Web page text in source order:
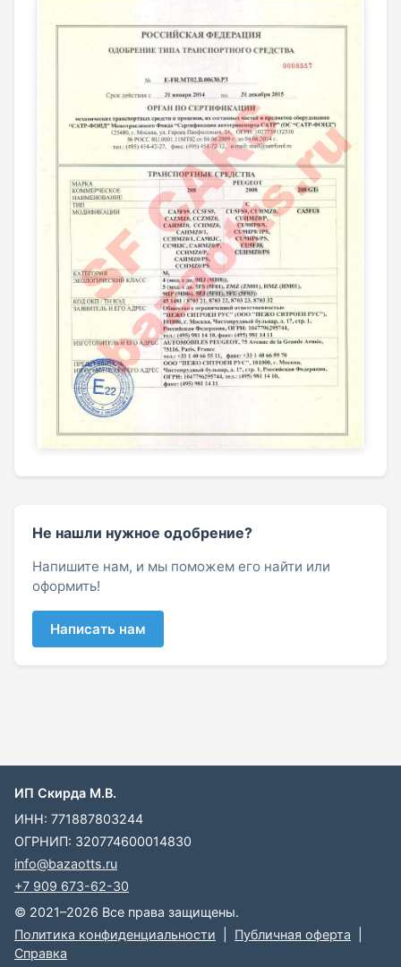
Не нашли нужное одобрение?
Напишите нам, и мы поможем его найти или
оформить!
Написать нам
ИП Скирда М.В.
ИНН: 771887803244
ОГРНИП: 320774600014830
info@bazaotts.ru
+7 909 673-62-30
© 2021–2026 Все права защищены.
Политика конфиденциальности
Публичная оферта
Справка